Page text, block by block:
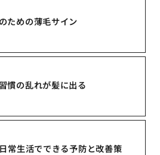
ための薄毛サイン
慣の乱れが髪に出る
常生活でできる予防と改善策